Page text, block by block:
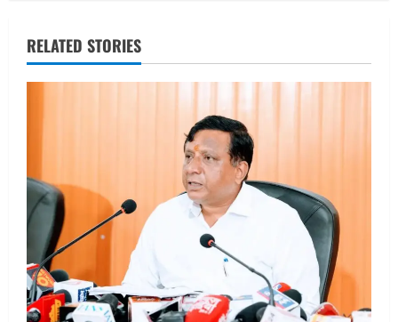
v
i
a
t
i
o
RELATED STORIES